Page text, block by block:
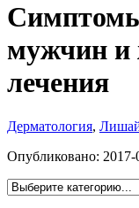
мужчин и
лечения
Дерматология,
Опубликовано: 2017-